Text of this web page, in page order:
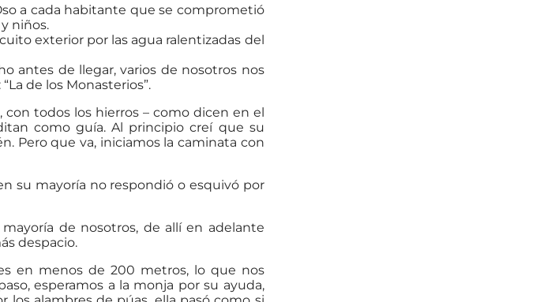
a cada habitante que se comprometió
niños.
exterior por las agua ralentizadas del
antes de llegar, varios de nosotros nos
de los Monasterios”.
todos los hierros – como dicen en el
como guía. Al principio creí que su
Pero que va, iniciamos la caminata con
su mayoría no respondió o esquivó por
de nosotros, de allí en adelante
despacio.
en menos de 200 metros, lo que nos
esperamos a la monja por su ayuda,